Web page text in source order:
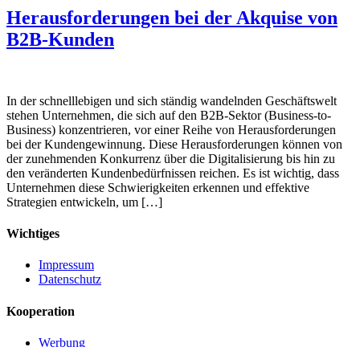
Herausforderungen bei der Akquise von
B2B-Kunden
In der schnelllebigen und sich ständig wandelnden Geschäftswelt
stehen Unternehmen, die sich auf den B2B-Sektor (Business-to-
Business) konzentrieren, vor einer Reihe von Herausforderungen
bei der Kundengewinnung. Diese Herausforderungen können von
der zunehmenden Konkurrenz über die Digitalisierung bis hin zu
den veränderten Kundenbedürfnissen reichen. Es ist wichtig, dass
Unternehmen diese Schwierigkeiten erkennen und effektive
Strategien entwickeln, um […]
Wichtiges
Impressum
Datenschutz
Kooperation
Werbung